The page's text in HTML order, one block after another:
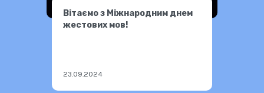
Вітаємо з Міжнародним днем
жестових мов!
23.09.2024